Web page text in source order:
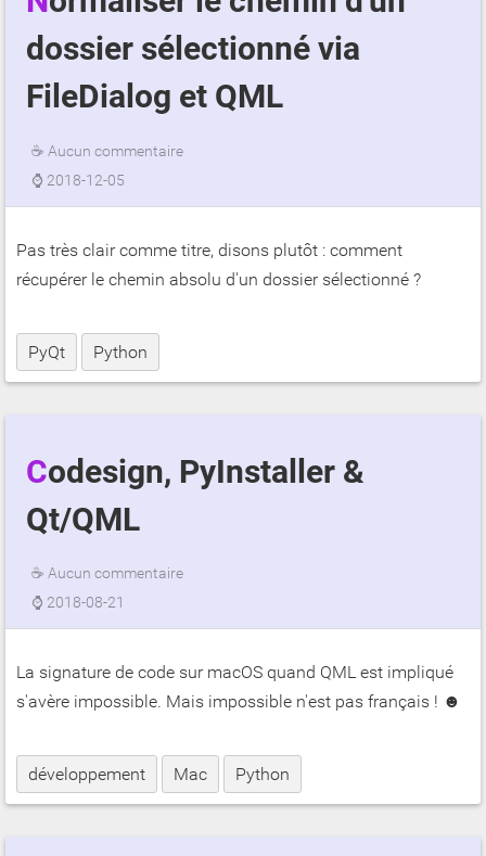
dossier sélectionné via
FileDialog et QML
☕ Aucun commentaire
⌚ 2018-12-05
Pas très clair comme titre, disons plutôt : comment
récupérer le chemin absolu d'un dossier sélectionné ?
PyQt Python
Codesign, PyInstaller &
Qt/QML
☕ Aucun commentaire
⌚ 2018-08-21
La signature de code sur macOS quand QML est impliqué
s'avère impossible. Mais impossible n'est pas français ! ☻
développement Mac Python